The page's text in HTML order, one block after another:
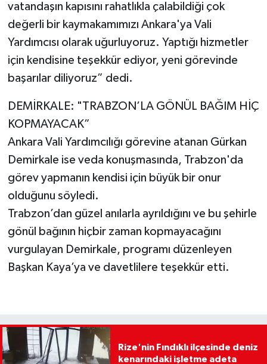
vatandaşın kapısını rahatlıkla çalabildiği çok
değerli bir kaymakamımızı Ankara'ya Vali
Yardımcısı olarak uğurluyoruz. Yaptığı hizmetler
için kendisine teşekkür ediyor, yeni görevinde
başarılar diliyoruz” dedi.
DEMİRKALE: "TRABZON’LA GÖNÜL BAĞIM HİÇ
KOPMAYACAK”
Ankara Vali Yardımcılığı görevine atanan Gürkan
Demirkale ise veda konuşmasında, Trabzon'da
görev yapmanın kendisi için büyük bir onur
olduğunu söyledi.
Trabzon’dan güzel anılarla ayrıldığını ve bu şehirle
gönül bağının hiçbir zaman kopmayacağını
vurgulayan Demirkale, programı düzenleyen
Başkan Kaya’ya ve davetlilere teşekkür etti.
Rize'nin Fındıklı ilçesinde deniz
kenarındaki işletme adeta